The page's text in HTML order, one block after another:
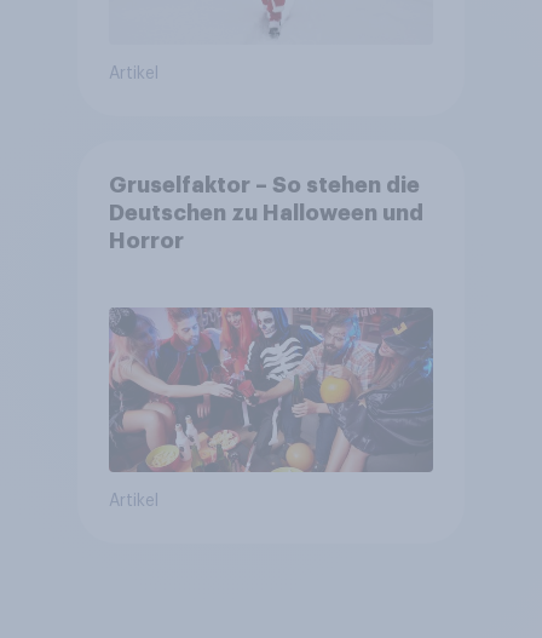
Artikel
Gruselfaktor – So stehen die
Deutschen zu Halloween und
Horror
Artikel